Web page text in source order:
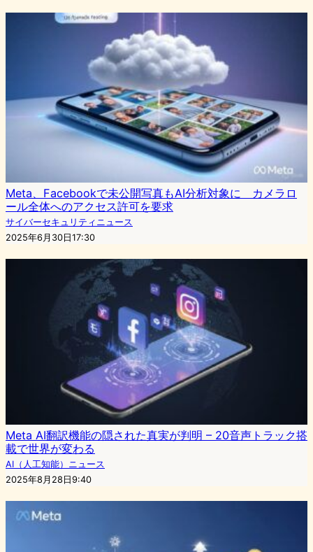
Meta、Facebookで未公開写真もAI分析対象に カメラロ
ール全体へのアクセス許可を要求
サイバーセキュリティニュース
2025年6月30日17:30
Meta AI翻訳機能の隠された真実が判明 – 20音声トラック搭
載で世界が変わる
AI（人工知能）ニュース
2025年8月28日9:40